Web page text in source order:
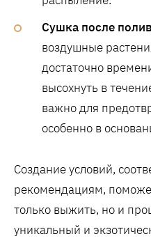
Сушка после
воздушные
достаточно
высохнуть в
важно для
особенно в
Создание условий,
рекомендациям,
только выжить, но и
уникальный и